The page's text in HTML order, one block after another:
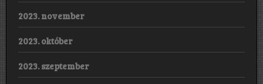
2023. november
2023. október
2023. szeptember